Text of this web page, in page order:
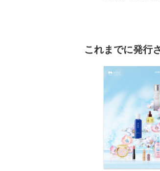
大規模
援につ
GRIス
これまでに発行